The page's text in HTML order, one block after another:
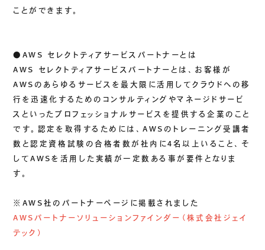
COMPANY
会社情報会社概要
ご挨拶
組織図
DX推進
ことができます。
●AWS セレクトティアサービスパートナーとは
AWS
セレクトティアサービスパートナーとは、お客様が
AWS のあらゆるサービスを最大限に活用してクラウドへの移
行を迅速化するためのコンサルティングやマネージドサービ
スといったプロフェッショナルサービスを提供する企業のこと
です。認定を取得するためには、AWS のトレーニング受講者
数と認定資格試験の合格者数が社内に4 名以上いること、そ
してAWSを活用した実績が一定数ある事が要件となりま
す。
※ AWS 社のパートナーページに掲載されました
AWS パートナーソリューションファインダー（株式会社ジェイ
テック）